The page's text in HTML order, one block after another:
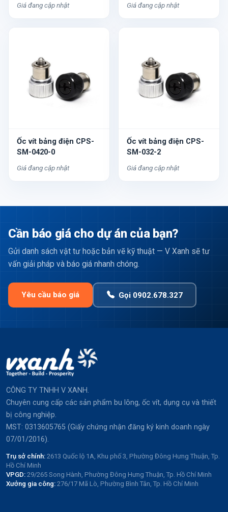
Giá đang cập nhật Giá đang cập nhật
Ốc vít bảng điện CPS-
SM-0420-0
Giá đang cập nhật
Ốc vít bảng điện CPS-
SM-032-2
Giá đang cập nhật
Cần báo giá cho dự án của bạn?
Gửi danh sách vật tư hoặc bản vẽ kỹ thuật — V Xanh sẽ tư
vấn giải pháp và báo giá nhanh chóng.
Yêu cầu báo giá Gọi 0902.678.327
CÔNG TY TNHH V XANH.
Chuyên cung cấp các sản phẩm bu lông, ốc vít, dụng cụ và thiết
bị công nghiệp.
MST: 0313605765 (Giấy chứng nhận đăng ký kinh doanh ngày
07/01/2016).
Trụ sở chính: 2613 Quốc lộ 1A, Khu phố 3, Phường Đông Hưng Thuận, Tp.
Hồ Chí Minh
VPGD: 29/265 Song Hành, Phường Đông Hưng Thuận, Tp. Hồ Chí Minh
Xưởng gia công: 276/17 Mã Lò, Phường Bình Tân, Tp. Hồ Chí Minh